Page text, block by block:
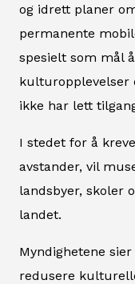
og idrett planer
permanente
spesielt som mål
kulturopplevelser
ikke har lett
I stedet for å
avstander, vil
landsbyer, skoler
landet.
Myndighetene
redusere